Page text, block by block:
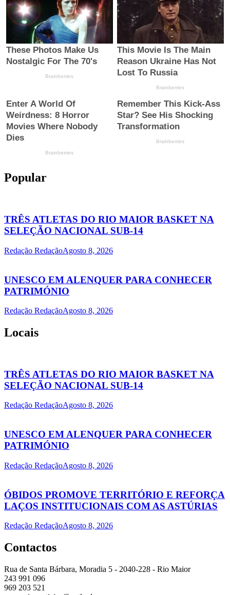
Popular
TRÊS ATLETAS DO RIO MAIOR BASKET NA
SELEÇÃO NACIONAL SUB-14
Redação RedaçãoAgosto 8, 2026
UNESCO EM ALENQUER PARA CONHECER
PATRIMÓNIO
Redação RedaçãoAgosto 8, 2026
Locais
TRÊS ATLETAS DO RIO MAIOR BASKET NA
SELEÇÃO NACIONAL SUB-14
Redação RedaçãoAgosto 8, 2026
UNESCO EM ALENQUER PARA CONHECER
PATRIMÓNIO
Redação RedaçãoAgosto 8, 2026
ÓBIDOS PROMOVE TERRITÓRIO E REFORÇA
LAÇOS INSTITUCIONAIS COM AS ASTÚRIAS
Redação RedaçãoAgosto 8, 2026
Contactos
Rua de Santa Bárbara, Moradia 5 - 2040-228 - Rio Maior
243 991 096
969 203 521